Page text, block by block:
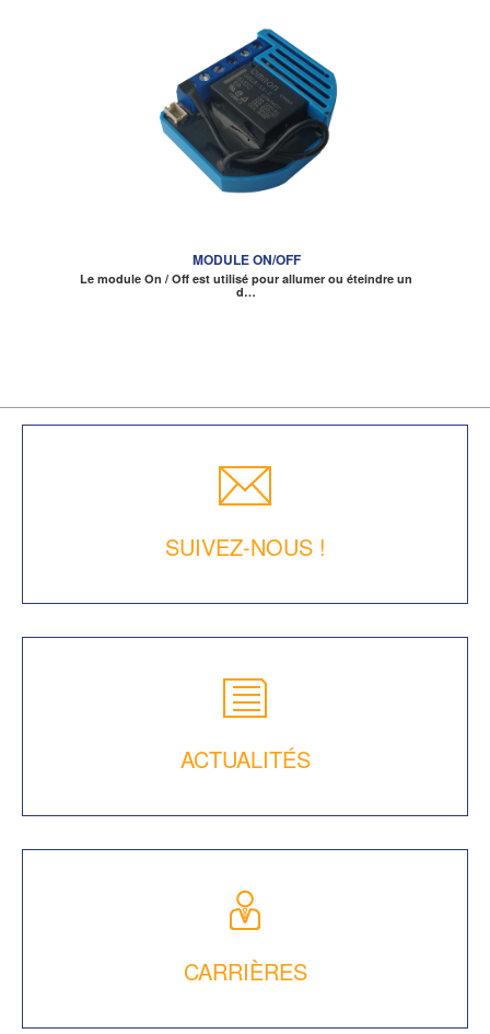
MODULE ON/OFF
Le module On / Off est utilisé pour allumer ou éteindre un
d…
SUIVEZ-NOUS !
ACTUALITÉS
CARRIÈRES